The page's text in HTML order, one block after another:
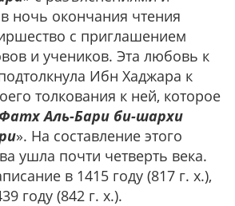
ночь окончания чтения
с приглашением
и учеников. Эта любовь к
Ибн Хаджара к
толкования к ней, которое
Фатх Аль-Бари би-шархи
». На составление этого
ушла почти четверть века.
в 1415 году (817 г. х.),
году (842 г. х.).